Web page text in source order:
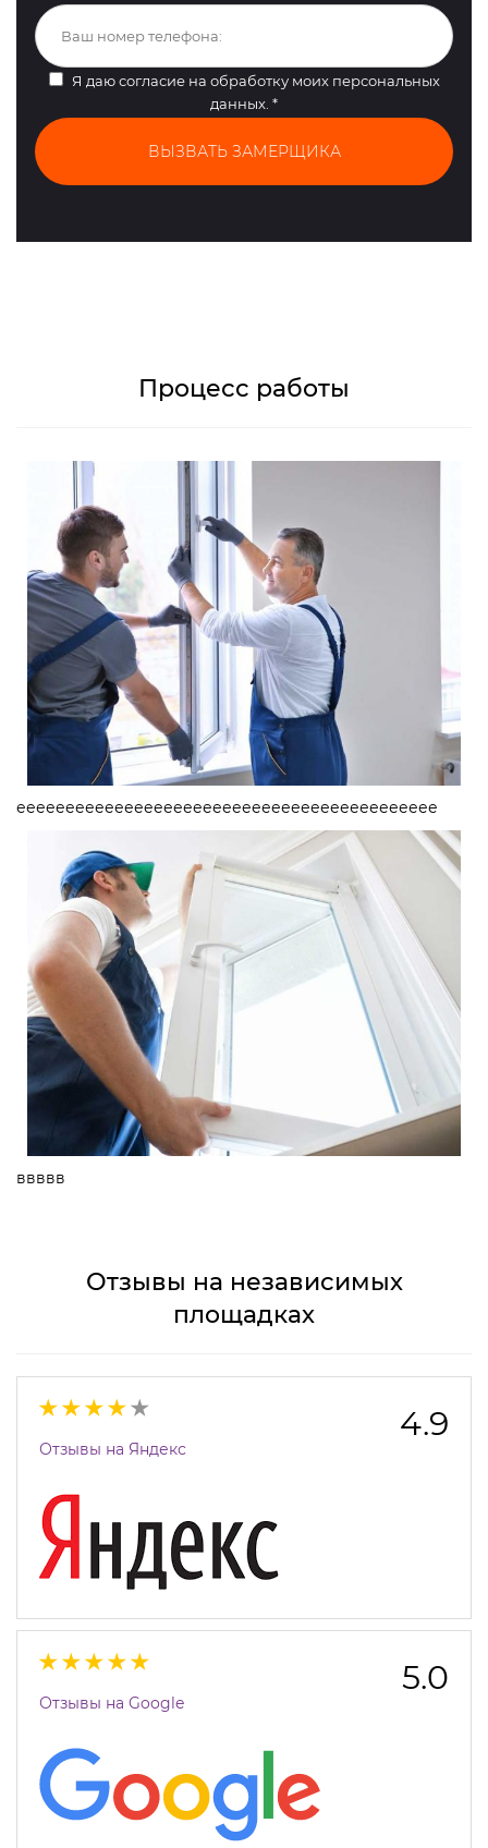
Я даю согласие на обработку моих персональных
данных *
Процесс работы
еееееееееееееееееееееееееееееееееееееееееее
ввввв
Отзывы на независимых
площадках
4.9
Отзывы на Яндекс
5.0
Отзывы на Google